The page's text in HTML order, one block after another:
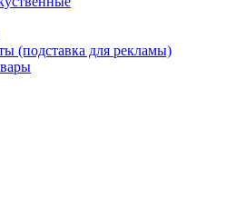
(подставка для рекламы)